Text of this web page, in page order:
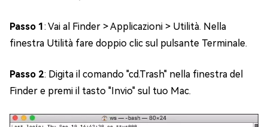
Passo 1: Vai al Finder > Applicazioni > Utilità. Nella
finestra Utilità fare doppio clic sul pulsante Terminale.
Passo 2: Digita il comando "cd.Trash" nella finestra del
Finder e premi il tasto "Invio" sul tuo Mac.